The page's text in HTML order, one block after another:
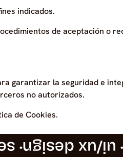
indicados.
de aceptación o
garantizar la seguridad e
no autorizados.
de Cookies.
· ui/ux design